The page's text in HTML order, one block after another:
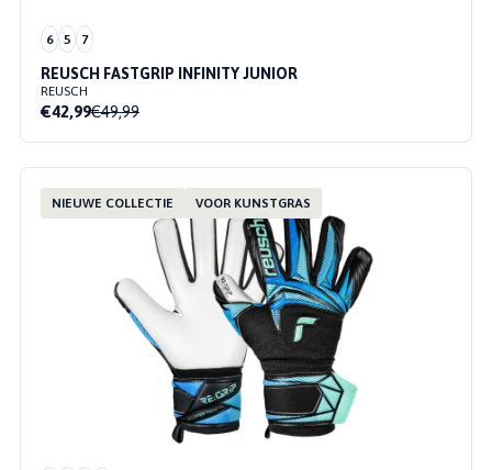
6 5 7
REUSCH FASTGRIP INFINITY JUNIOR
REUSCH
€42,99€49,99
NIEUWE COLLECTIE VOOR KUNSTGRAS